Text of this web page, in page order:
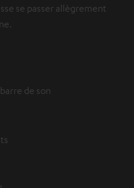
se passer allègrement
de son